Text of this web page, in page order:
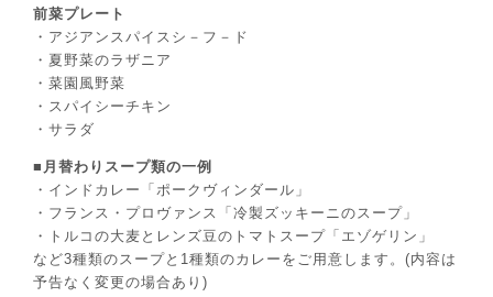
前菜プレート
・アジアンスパイスシ－フ－ド
・夏野菜のラザニア
・菜園風野菜
・スパイシーチキン
・サラダ
■月替わりスープ類の一例
・インドカレー「ポークヴィンダール」
・フランス・プロヴァンス「冷製ズッキーニのスープ」
・トルコの大麦とレンズ豆のトマトスープ「エゾゲリン」
など3種類のスープと1種類のカレーをご用意します。(内容は
予告なく変更の場合あり)